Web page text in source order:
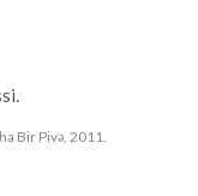
Bir Pivə, 2011.